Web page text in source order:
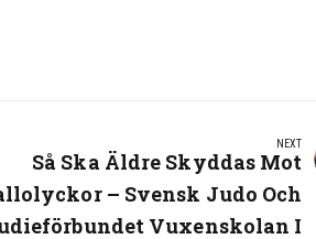
NEXT
Next
Post:
Så Ska Äldre Skyddas Mot
– Svensk Judo Och
Vuxenskolan I